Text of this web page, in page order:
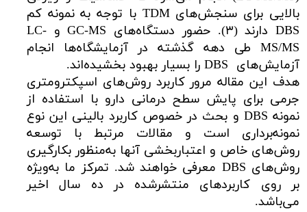
بالایی برای سنجش‌های TDM با توجه به نمونه کم
DBS دارند (۳). حضور دستگاه‌های GC-MS و LC-
MS/MS طی دهه گذشته در آزمایشگاه‌ها انجام
آزمایش‌های DBS را بسیار بهبود بخشیده‌اند.
هدف این مقاله مرور کاربرد روش‌های اسپکترومتری
جرمی برای پایش سطح درمانی دارو با استفاده از
نمونه DBS و بحث در خصوص کاربرد بالینی این نوع
نمونه‌برداری است و مقالات مرتبط با توسعه
روش‌های خاص و اعتباربخشی آنها به‌منظور بکارگیری
روش‌های DBS معرفی خواهند شد. تمرکز ما به‌ویژه
بر روی کاربردهای منتشرشده در ده سال اخیر
می‌باشد.